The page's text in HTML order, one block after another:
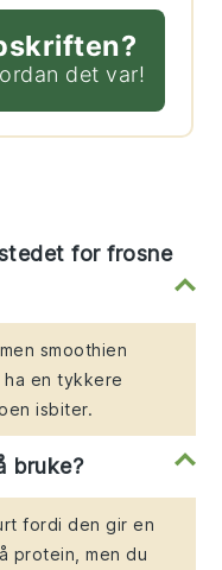
det var!
for frosne
smoothien
en tykkere
isbiter.
bruke?
fordi den gir en
protein, men du